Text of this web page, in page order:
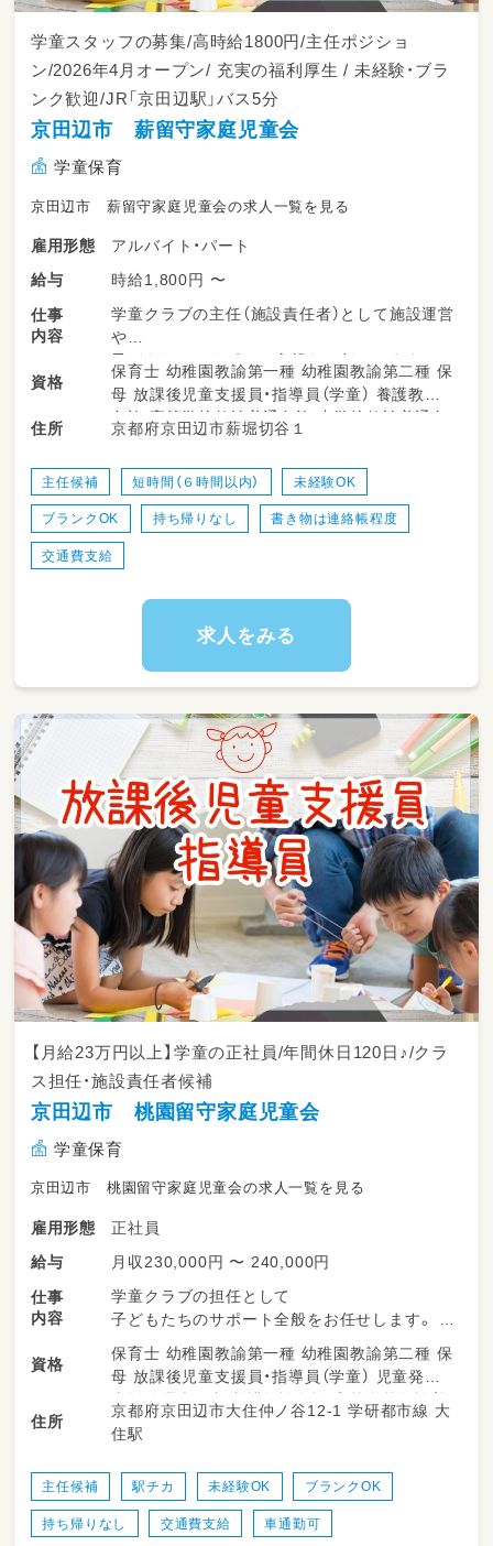
学童スタッフの募集/高時給1800円/主任ポジショ
ン/2026年4月オープン/ 充実の福利厚生 / 未経験・ブラ
ンク歓迎/JR「京田辺駅」バス5分
京田辺市 薪留守家庭児童会
学童保育
京田辺市 薪留守家庭児童会の求人一覧を見る
雇用形態
アルバイト・パート
給与
時給1,800円 〜
仕事
内容
学童クラブの主任（施設責任者）として施設運営
や
子どもたちのサポート全般をお任せします。
・ 放課後の児童の見守りやお迎え
・室内遊びや外遊びの安全管理サポート
・保護者の方々への対応やコミュニケーション
・ 一緒に働くスタッフへの指導や日常のサポー
ト
・施設運営に関わる簡単な事務作業
・お部屋の清掃やおもちゃの消毒、環境整備
資格
保育士 幼稚園教諭第一種 幼稚園教諭第二種 保
母 放課後児童支援員・指導員（学童） 養護教諭
免許 高等学校教諭普通免許 中学校教諭普通免
住所 京都府京田辺市薪堀切谷１
主任候補 短時間（６時間以内） 未経験OK
ブランクOK 持ち帰りなし 書き物は連絡帳程度
交通費支給
求人をみる
【月給23万円以上】学童の正社員/年間休日120日♪/クラ
ス担任・施設責任者候補
京田辺市 桃園留守家庭児童会
学童保育
京田辺市 桃園留守家庭児童会の求人一覧を見る
雇用形態
正社員
給与
月収230,000円 〜 240,000円
仕事
内容
学童クラブの担任として
子どもたちのサポート全般をお任せします。
・ 放課後の子どもたちの見守りやお迎え
・室内遊びや外遊びの安全管理サポート
・季節ごとのイベントやプログラムの企画・運営
・保護者の方々への対応やコミュニケーション
・お部屋の清掃やおもちゃの消毒などや環境整
備
資格
保育士 幼稚園教諭第一種 幼稚園教諭第二種 保
母 放課後児童支援員・指導員（学童） 児童発達
支援管理責任者 養護教諭免許 高等学校教諭普
通免許 中学校教諭普通免許 小学校教諭普通免
住所
京都府京田辺市大住仲ノ谷12-1 学研都市線 大
住駅
主任候補 駅チカ 未経験OK ブランクOK
持ち帰りなし 交通費支給 車通勤可